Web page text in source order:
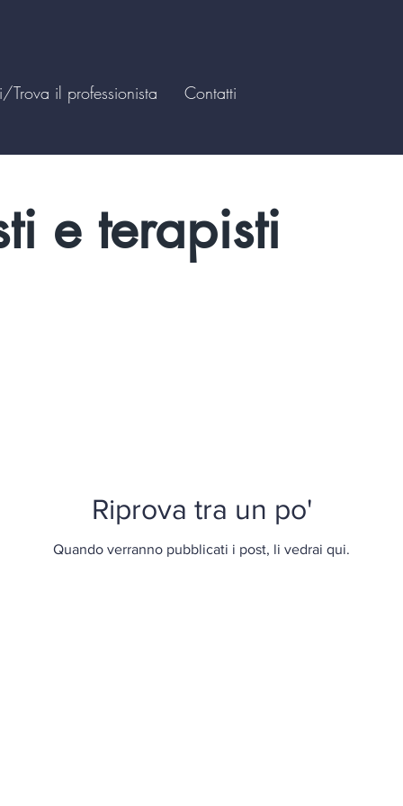
Trova il professionista Contatti
e terapisti
Riprova tra un po'
Quando verranno pubblicati i post, li vedrai qui.